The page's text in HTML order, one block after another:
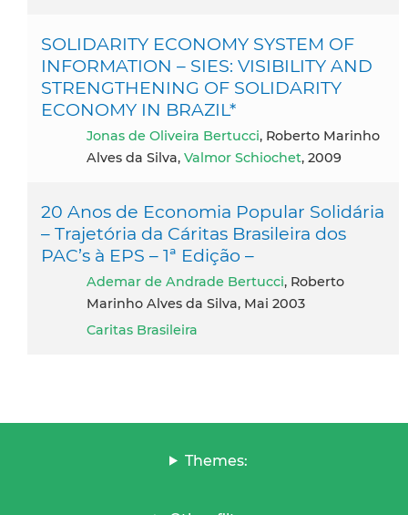
SOLIDARITY ECONOMY SYSTEM OF
INFORMATION – SIES: VISIBILITY AND
STRENGTHENING OF SOLIDARITY
ECONOMY IN BRAZIL*
Jonas de Oliveira Bertucci, Roberto Marinho
Alves da Silva, Valmor Schiochet, 2009
20 Anos de Economia Popular Solidária
– Trajetória da Cáritas Brasileira dos
PAC’s à EPS – 1ª Edição –
Ademar de Andrade Bertucci, Roberto
Marinho Alves da Silva, Mai 2003
Caritas Brasileira
Themes: